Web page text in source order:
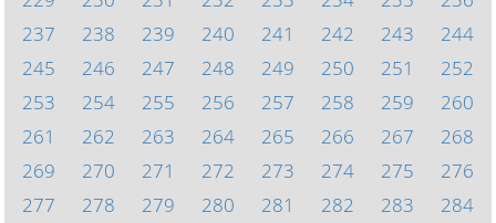
237
238 239 240 241 242 243
244
245
246 247 248 249 250 251
252
253
254 255 256 257 258 259
260
261
262 263 264 265 266 267
268
269
270 271 272 273 274 275
276
277
278 279 280 281 282 283
284